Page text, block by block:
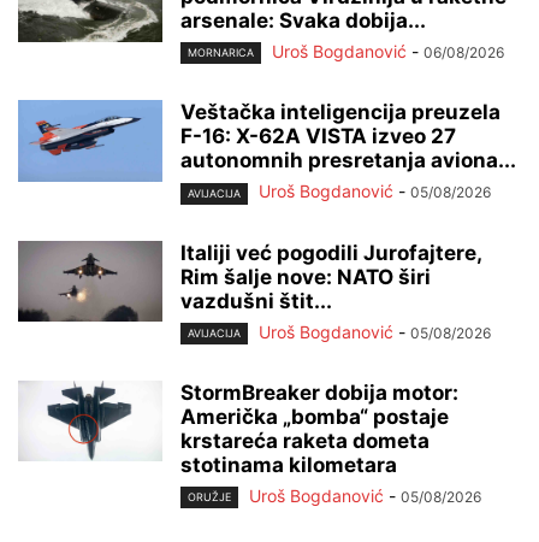
arsenale: Svaka dobija...
MORNARICA Uroš Bogdanović - 06/08/2026
Veštačka inteligencija preuzela
F-16: X-62A VISTA izveo 27
autonomnih presretanja aviona...
AVIJACIJA Uroš Bogdanović - 05/08/2026
Italiji već pogodili Jurofajtere,
Rim šalje nove: NATO širi
vazdušni štit...
AVIJACIJA Uroš Bogdanović - 05/08/2026
StormBreaker dobija motor:
Američka „bomba“ postaje
krstareća raketa dometa
stotinama kilometara
ORUŽJE Uroš Bogdanović - 05/08/2026